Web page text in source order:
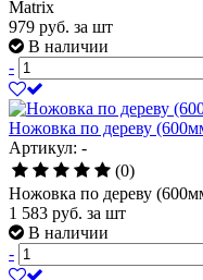
Matrix
979 руб. за шт
В наличии
-
Ножовка по дереву
Артикул: -
(0)
Ножовка по дереву
1 583 руб. за шт
В наличии
-